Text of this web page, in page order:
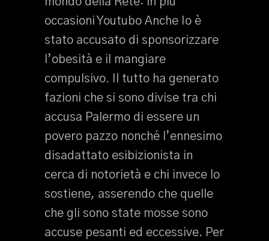
occasioni Youtubo Anche Io è
stato accusato di sponsorizzare
l’obesità e il mangiare
compulsivo. Il tutto ha generato
fazioni che si sono divise tra chi
accusa Palermo di essere un
povero pazzo nonché l’ennesimo
disadattato esibizionista in
cerca di notorietà e chi invece lo
sostiene, asserendo che quelle
che gli sono state mosse sono
accuse pesanti ed eccessive. Per